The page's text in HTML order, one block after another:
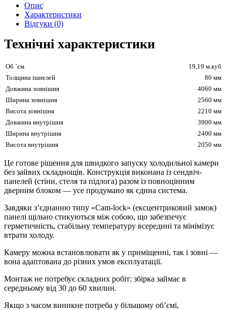
Опис
Характеристики
Відгуки (0)
Технічні характеристики
Об `єм
19,19 м.куб
Толщина панелей
80 мм
Довжина зовнішня
4060 мм
Ширина зовнішня
2560 мм
Висота зовнішня
2210 мм
Довжина внутрішня
3900 мм
Ширина внутрішня
2400 мм
Висота внутрішня
2050 мм
Це готове рішення для швидкого запуску холодильної камери
без зайвих складнощів. Конструкція виконана із сендвіч-
панелей (стіни, стеля та підлога) разом із повноцінним
дверним блоком — усе продумано як єдина система.
Завдяки з’єднанню типу «Cam-lock» (ексцентриковий замок)
панелі щільно стикуються між собою, що забезпечує
герметичність, стабільну температуру всередині та мінімізує
втрати холоду.
Камеру можна встановлювати як у приміщенні, так і зовні —
вона адаптована до різних умов експлуатації.
Монтаж не потребує складних робіт: збірка займає в
середньому від 30 до 60 хвилин.
Якщо з часом виникне потреба у більшому об’ємі,